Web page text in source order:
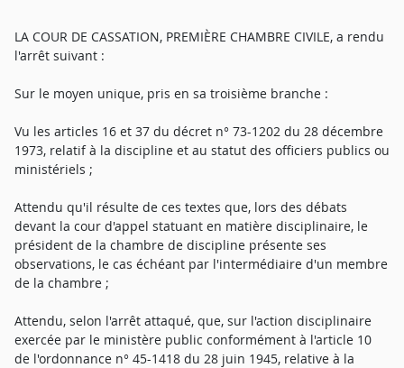
LA COUR DE CASSATION, PREMIÈRE CHAMBRE CIVILE, a rendu
l'arrêt suivant :
Sur le moyen unique, pris en sa troisième branche :
Vu les articles 16 et 37 du décret n° 73-1202 du 28 décembre
1973, relatif à la discipline et au statut des officiers publics ou
ministériels ;
Attendu qu'il résulte de ces textes que, lors des débats
devant la cour d'appel statuant en matière disciplinaire, le
président de la chambre de discipline présente ses
observations, le cas échéant par l'intermédiaire d'un membre
de la chambre ;
Attendu, selon l'arrêt attaqué, que, sur l'action disciplinaire
exercée par le ministère public conformément à l'article 10
de l'ordonnance n° 45-1418 du 28 juin 1945, relative à la